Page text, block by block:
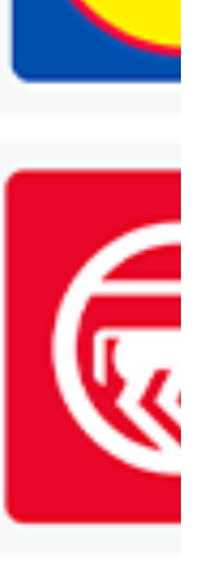
od dziś
Oferta od czwartku